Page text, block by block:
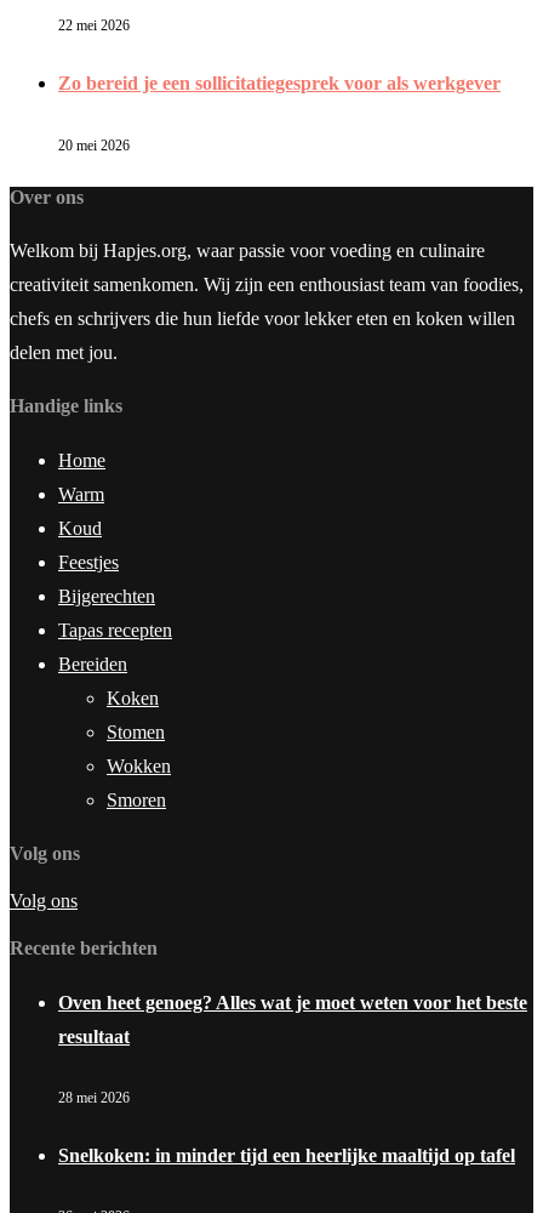
22 mei 2026
Zo bereid je een sollicitatiegesprek voor als werkgever
20 mei 2026
Over ons
Welkom bij Hapjes.org, waar passie voor voeding en culinaire
creativiteit samenkomen. Wij zijn een enthousiast team van foodies,
chefs en schrijvers die hun liefde voor lekker eten en koken willen
delen met jou.
Handige links
Home
Warm
Koud
Feestjes
Bijgerechten
Tapas recepten
Bereiden
Koken
Stomen
Wokken
Smoren
Volg ons
Volg ons
Recente berichten
Oven heet genoeg? Alles wat je moet weten voor het beste
resultaat
28 mei 2026
Snelkoken: in minder tijd een heerlijke maaltijd op tafel